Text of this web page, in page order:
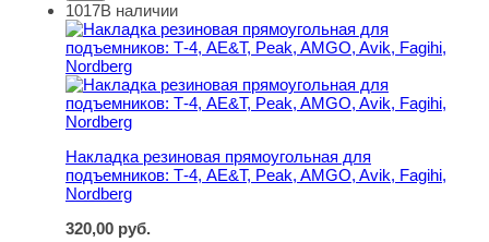
Накладка резиновая прямоугольная для
1017В наличии
Накладка резиновая прямоугольная для
подъемников: Т-4, AE&T, Peak, AMGO, Avik, Fagihi,
Nordberg
320,00 руб.